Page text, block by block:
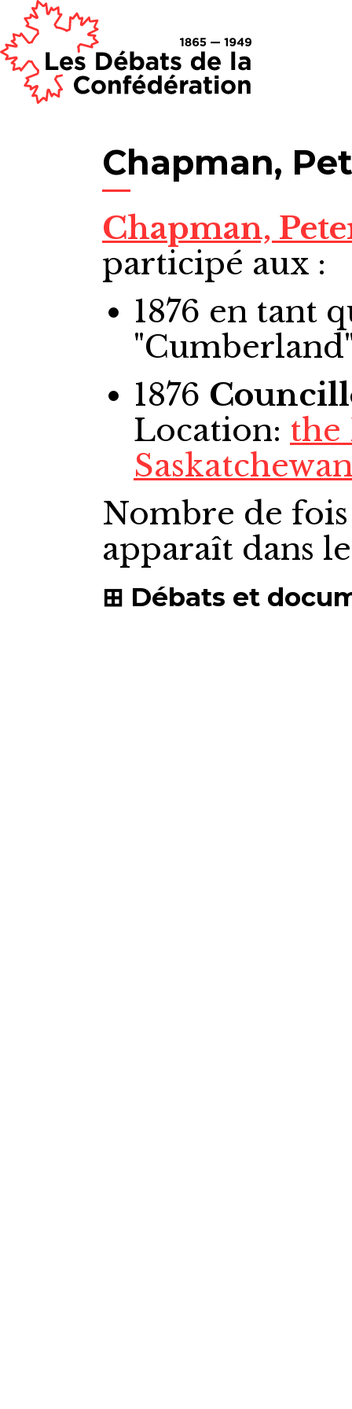
Chapman,
Chapman,
participé aux :
1876 en tant
1876
Location: the
Nombre de
apparaît dans
Débats et